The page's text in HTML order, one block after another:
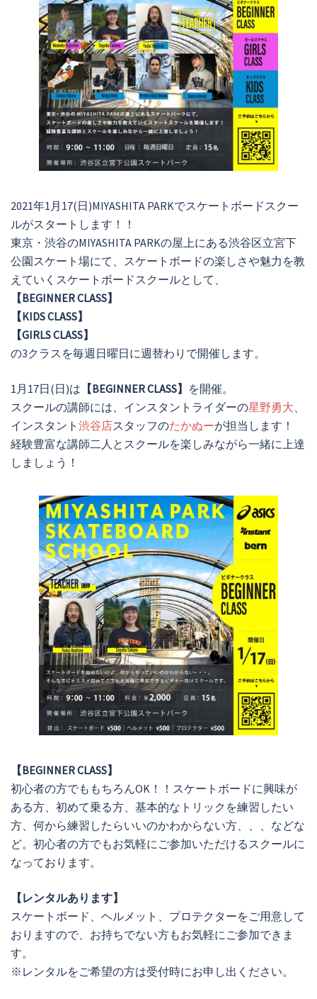
2021年1月17(日)MIYASHITA PARKでスケートボードスクー
ルがスタートします！！
東京・渋谷のMIYASHITA PARKの屋上にある渋谷区立宮下
公園スケート場にて、スケートボードの楽しさや魅力を教
えていくスケートボードスクールとして、
【BEGINNER CLASS】
【KIDS CLASS】
【GIRLS CLASS】
の3クラスを毎週日曜日に週替わりで開催します。
1月17日(日)は 【BEGINNER CLASS】 を開催。
スクールの講師には、インスタントライダーの星野勇大、
インスタント 渋谷店スタッフのたかぬーが担当します！
経験豊富な講師二人とスクールを楽しみながら一緒に上達
しましょう！
【BEGINNER CLASS】
初心者の方でももちろんOK！！スケートボードに興味が
ある方、初めて乗る方、基本的なトリックを練習したい
方、何から練習したらいいのかわからない方、、、などな
ど。初心者の方でもお気軽にご参加いただけるスクールに
なっております。
【レンタルあります】
スケートボード、ヘルメット、プロテクターをご用意して
おりますので、お持ちでない方もお気軽にご参加できま
す。
※レンタルをご希望の方は受付時にお申し出ください。